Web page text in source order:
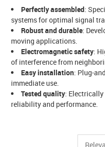
Perfectly assembled:
systems for optimal signal
Robust and durable:
moving applications.
Electromagnetic safety:
of interference from
Easy installation: Plug-
immediate use.
Tested quality:
reliability and performance.